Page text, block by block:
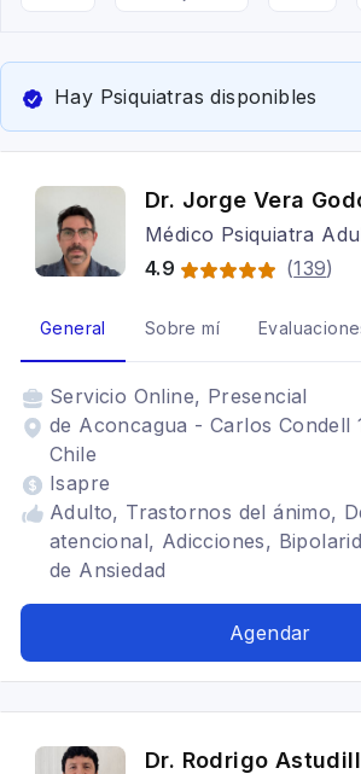
Hay Psiquiatras disponibles
Dr. Jorge Vera
Médico Psiquiatra
4.9
(139)
General Sobre mí
Servicio Online, Presencial
de Aconcagua - Carlos Condell
Chile
Isapre
Adulto, Trastornos del ánimo,
atencional, Adicciones,
de Ansiedad
Agendar
Dr. Rodrigo